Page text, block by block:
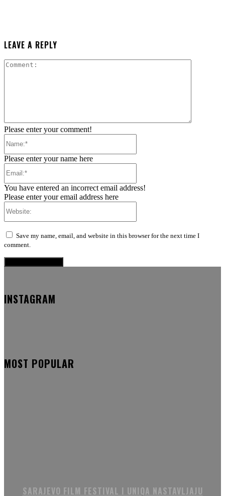
LEAVE A REPLY
Please enter your comment!
Please enter your name here
You have entered an incorrect email address!
Please enter your email address here
Save my name, email, and website in this browser for the next time I
comment.
INSTAGRAM
MOST POPULAR
SARAJEVO FILM FESTIVAL I UNIQA NASTAVLJAJU